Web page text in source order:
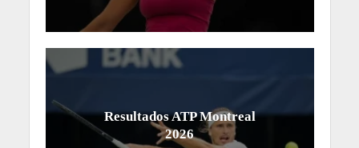
Resultados ATP Montreal
2026